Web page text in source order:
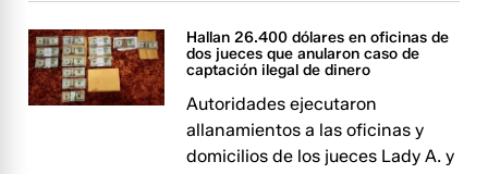
Hallan 26.400 dólares en oficinas de
dos jueces que anularon caso de
captación ilegal de dinero
Autoridades ejecutaron
allanamientos a las oficinas y
domicilios de los jueces Lady A. y